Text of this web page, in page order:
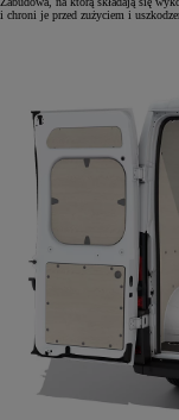
i chroni je przed zużyciem i